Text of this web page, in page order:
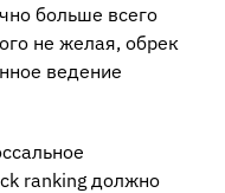
больше всего
не желая, обрек
ведение
ranking должно